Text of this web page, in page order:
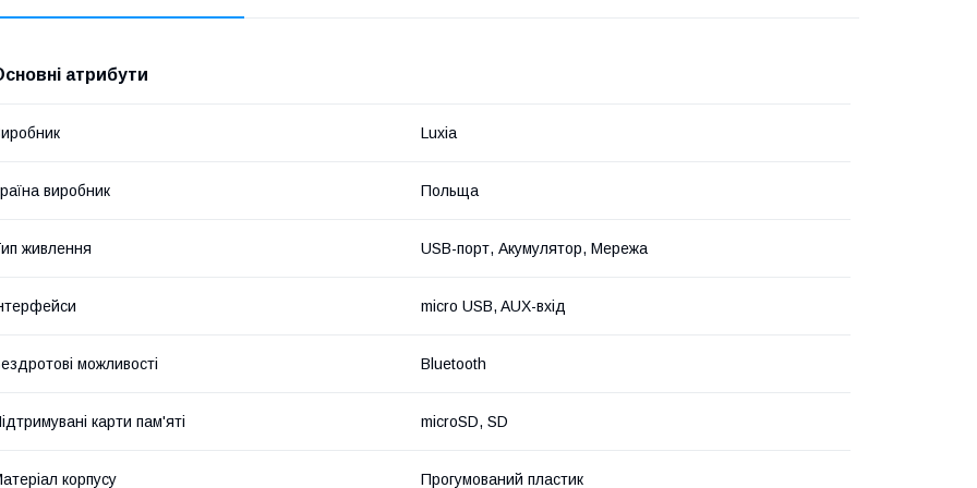
атрибути
Luxia
виробник Польща
живлення USB-порт, Акумулятор, Мережа
micro USB, AUX-вхід
можливості Bluetooth
карти пам'яті microSD, SD
корпусу Прогумований пластик